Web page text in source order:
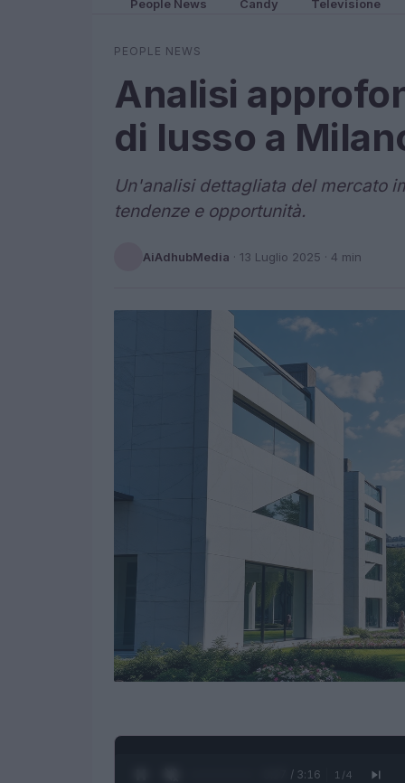
People News Candy Televisione
PEOPLE NEWS
Analisi
di lusso a
Un'analisi dettagliata del mercato
tendenze e opportunità.
AiAdhubMedia · 13 Luglio 2025 · 4 min
0:28 / 3:16 1 /4